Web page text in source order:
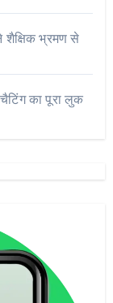
शैक्षिक भ्रमण से
का पूरा लुक